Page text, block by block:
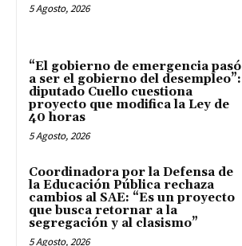
5 Agosto, 2026
“El gobierno de emergencia pasó
a ser el gobierno del desempleo”:
diputado Cuello cuestiona
proyecto que modifica la Ley de
40 horas
5 Agosto, 2026
Coordinadora por la Defensa de
la Educación Pública rechaza
cambios al SAE: “Es un proyecto
que busca retornar a la
segregación y al clasismo”
5 Agosto, 2026